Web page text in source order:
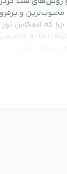
و
اعلا به خانه